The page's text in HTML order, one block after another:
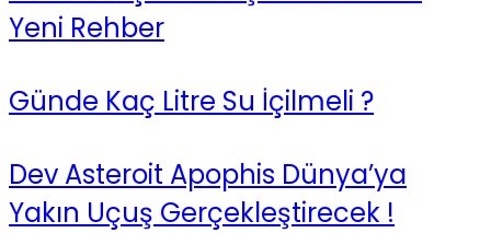
Yeni Rehber
Günde Kaç Litre Su İçilmeli ?
Dev Asteroit Apophis Dünya’ya
Yakın Uçuş Gerçekleştirecek !